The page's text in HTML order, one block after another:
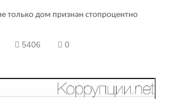
только дом признан стопроцентно
5406 0